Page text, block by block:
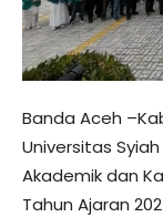
Banda Aceh
Universitas
Akademik dan
Tahun Ajaran